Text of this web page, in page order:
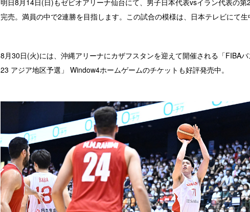
完売。満員の中で2連勝を目指します。この試合の模様は、日本テレビにて生
8月30日(火)には、沖縄アリーナにカザフスタンを迎えて開催される 「FIBA
23 アジア地区予選」 Window4ホームゲームのチケットも好評発売中。